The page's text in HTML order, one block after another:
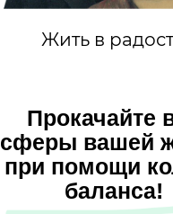
Жить в
Прокачайте
сферы вашей
при помощи
баланса!